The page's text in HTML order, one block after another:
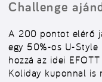
Challenge
A 200 pontot elérő
egy 50%-os U-Style
hozzá az idei
Koliday kuponnal is